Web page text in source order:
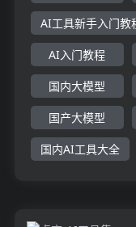
AI工具新手入门教
AI入门教程
国内大模型
国产大模型
国内AI工具大全